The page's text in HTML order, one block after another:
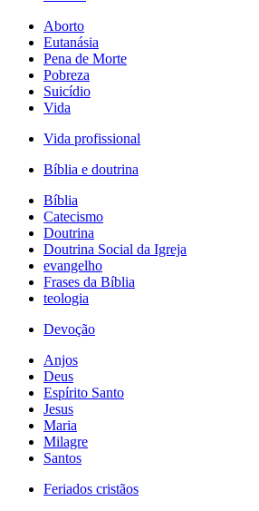
Aborto
Eutanásia
Pena de Morte
Pobreza
Suicídio
Vida
Vida profissional
Bíblia e doutrina
Bíblia
Catecismo
Doutrina
Doutrina Social da Igreja
evangelho
Frases da Bíblia
teologia
Devoção
Anjos
Deus
Espírito Santo
Jesus
Maria
Milagre
Santos
Feriados cristãos